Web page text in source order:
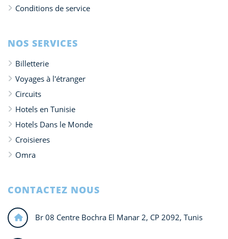
Conditions de service
NOS SERVICES
Billetterie
Voyages à l'étranger
Circuits
Hotels en Tunisie
Hotels Dans le Monde
Croisieres
Omra
CONTACTEZ NOUS
Br 08 Centre Bochra El Manar 2, CP 2092, Tunis